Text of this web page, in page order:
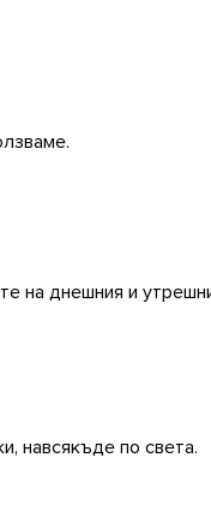
на днешния и
навсякъде по света.